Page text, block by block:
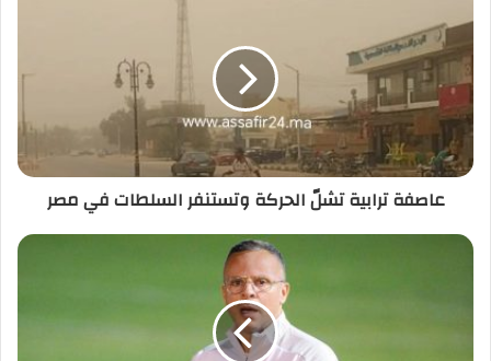
الحركة
وتستنفر
السلطات
في
مصر
عاصفة ترابية تشلّ الحركة وتستنفر السلطات في مصر
وهبي: